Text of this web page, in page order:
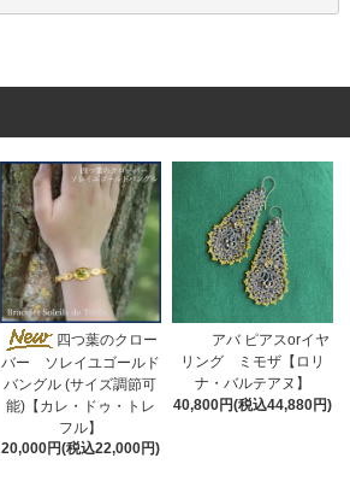
四つ葉のクロー
バー ソレイユゴールド
バングル (サイズ調節可
能)【カレ・ドゥ・トレ
フル】
20,000円(税込22,000円)
アバ ピアスorイヤ
リング ミモザ【ロリ
ナ・バルテアヌ】
40,800円(税込44,880円)